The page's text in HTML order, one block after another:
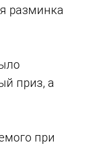
разминка
приз, а
при